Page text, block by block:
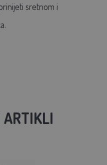
sretnom i
ARTIKLI